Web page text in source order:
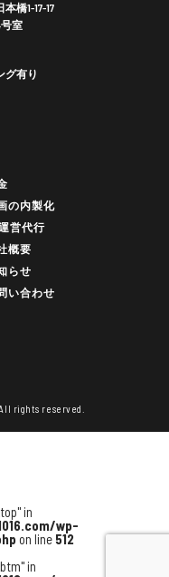
橋1-17-17
室
グ有り
の内製化
営代行
概要
らせ
い合わせ
rights reserved.
in
wp-
on line512
in